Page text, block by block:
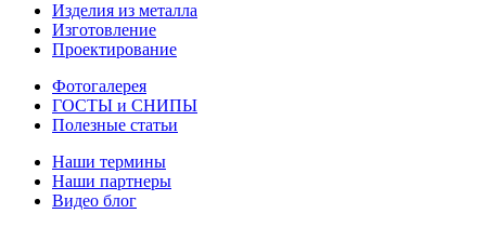
Изделия из металла
Изготовление
Проектирование
Фотогалерея
ГОСТЫ и СНИПЫ
Полезные статьи
Наши термины
Наши партнеры
Видео блог